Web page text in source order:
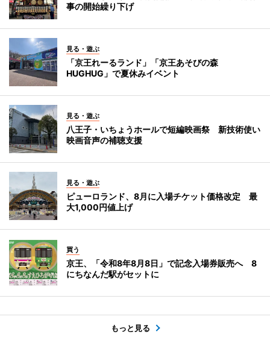
事の開始繰り下げ
見る・遊ぶ
「京王れーるランド」「京王あそびの森
HUGHUG」で夏休みイベント
見る・遊ぶ
八王子・いちょうホールで短編映画祭 新技術使い
映画音声の補聴支援
見る・遊ぶ
ピューロランド、8月に入場チケット価格改定 最
大1,000円値上げ
買う
京王、「令和8年8月8日」で記念入場券販売へ 8
にちなんだ駅がセットに
もっと見る